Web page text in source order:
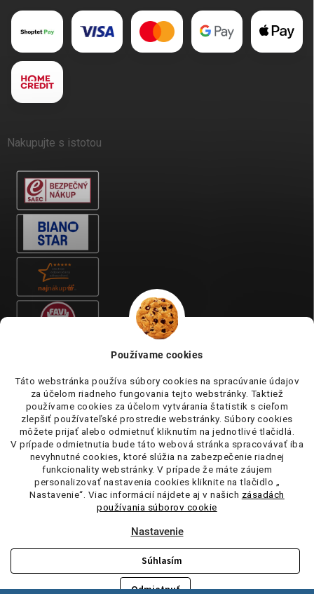
Používame cookies
Táto webstránka používa súbory cookies na spracúvanie údajov
za účelom riadneho fungovania tejto webstránky. Taktiež
používame cookies za účelom vytvárania štatistik s cieľom
zlepšiť používateľské prostredie webstránky. Súbory cookies
môžete prijať alebo odmietnuť kliknutím na jednotlivé tlačidlá.
V prípade odmietnutia bude táto webová stránka spracovávať iba
nevyhnutné cookies, ktoré slúžia na zabezpečenie riadnej
funkcionality webstránky. V prípade že máte záujem
personalizovať nastavenia cookies kliknite na tlačidlo „
Nastavenie“. Viac informácií nájdete aj v našich zásadách
používania súborov cookie
Nastavenie
Odmietnuť
Súhlasím
Nakupujte s istotou
. Všetky práva vyhradené.
cookies